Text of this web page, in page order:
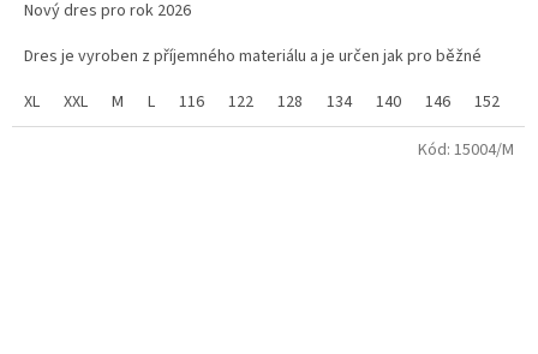
5
Nový dres pro rok 2026
Dres je vyroben z příjemného materiálu a je určen jak pro běžné
Nový dres pro rok 2026
XL XXL M L 116 122 128 134 140 146 152
Kód: 15004/M